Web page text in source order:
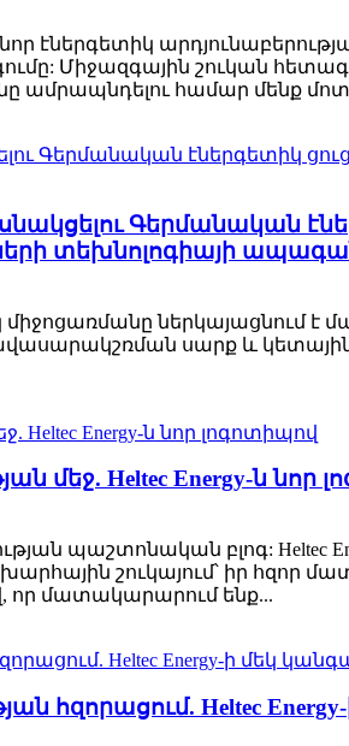
էներգետիկ
Միջազգային շուկան
ամրապնդելու համար մենք մոտ
Գերմանական
տեխնոլոգիայի
ներկայացնում է
սարք և
մեջ. Heltec Energy-ն նոր
պաշտոնական բլոգ:
շուկայում՝ իր հզոր
որ մատակարարում ենք...
Heltec Energy-